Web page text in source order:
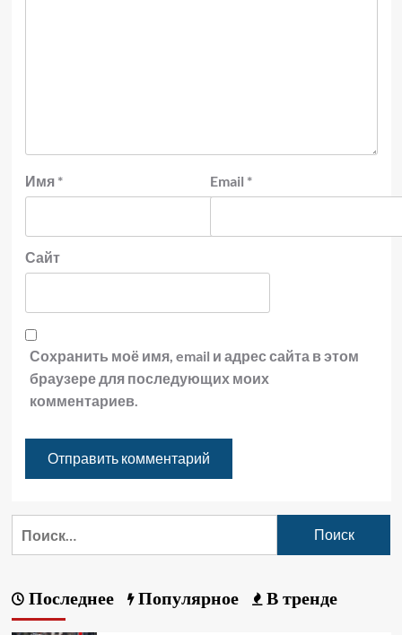
Имя * Email *
Сайт
Сохранить моё имя, email и адрес сайта в этом
браузере для последующих моих
комментариев.
Последнее Популярное В тренде